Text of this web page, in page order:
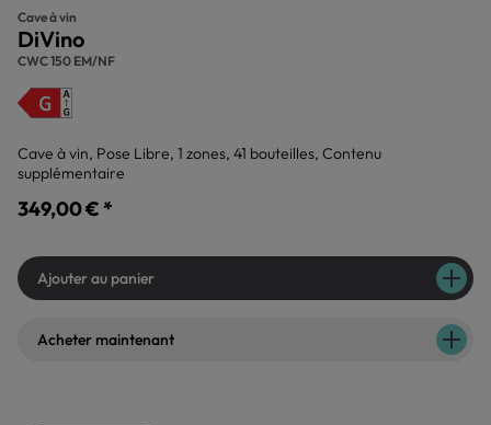
Cave à vin
DiVino
CWC 150 EM/NF
Cave à vin, Pose Libre, 1 zones, 41 bouteilles, Contenu
supplémentaire
349,00 € *
Ajouter au panier
Acheter maintenant